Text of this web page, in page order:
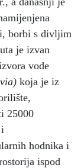
borbi s divljim
je izvan
vode
koja je iz
25000
hodnika i
ispod